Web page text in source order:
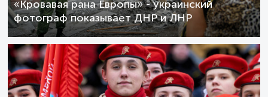
«Кровавая рана Европы» - украинский
фотограф показывает ДНР и ЛНР